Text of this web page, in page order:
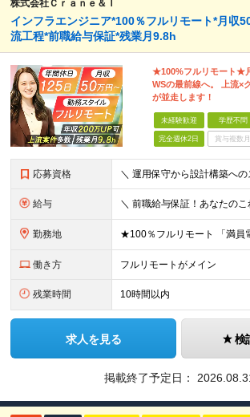
株式会社Ｃｒａｎｅ＆Ｉ
インフラエンジニア*100％フルリモート*月収
流工程*前職給与保証*残業月9.8h
★100%フルリモート★
WSの最前線へ。 上流×
が並走します！
未経験歓迎 学歴不問
完全週休2日 賞与複数月
応募資格
給与
勤務地
働き方 フルリモートがメイン
残業時間 10時間以内
求人を見る 検
掲載終了予定日：